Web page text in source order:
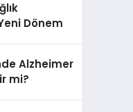
Dönem
Alzheimer
mi?